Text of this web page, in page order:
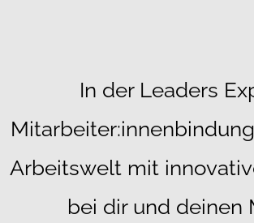
In der Leaders
Arbeitswelt mit
bei dir und deinen